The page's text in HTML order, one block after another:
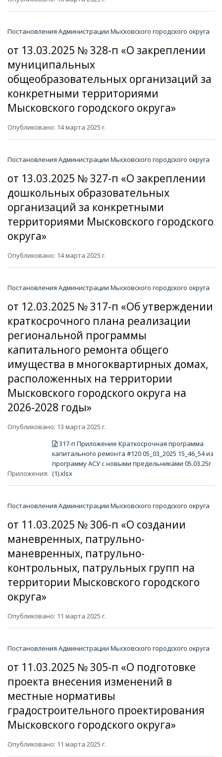
Постановления Администрации Мысковского городского округа
от 13.03.2025 № 328-п «О закреплении
муниципальных
общеобразовательных организаций за
конкретными территориями
Мысковского городского округа»
Опубликовано: 14 марта 2025 г.
Постановления Администрации Мысковского городского округа
от 13.03.2025 № 327-п «О закреплении
дошкольных образовательных
организаций за конкретными
территориями Мысковского городского
округа»
Опубликовано: 14 марта 2025 г.
Постановления Администрации Мысковского городского округа
от 12.03.2025 № 317-п «Об утверждении
краткосрочного плана реализации
региональной программы
капитального ремонта общего
имущества в многоквартирных домах,
расположенных на территории
Мысковского городского округа на
2026-2028 годы»
Опубликовано: 13 марта 2025 г.
Приложения:
317-п Приложение Краткосрочная программа
капитального ремонта #120 05_03_2025 15_46_54 из
программу АСУ с новыми предельниками 05.03.25г
(1).xlsx
Постановления Администрации Мысковского городского округа
от 11.03.2025 № 306-п «О создании
маневренных, патрульно-
маневренных, патрульно-
контрольных, патрульных групп на
территории Мысковского городского
округа»
Опубликовано: 11 марта 2025 г.
Постановления Администрации Мысковского городского округа
от 11.03.2025 № 305-п «О подготовке
проекта внесения изменений в
местные нормативы
градостроительного проектирования
Мысковского городского округа»
Опубликовано: 11 марта 2025 г.